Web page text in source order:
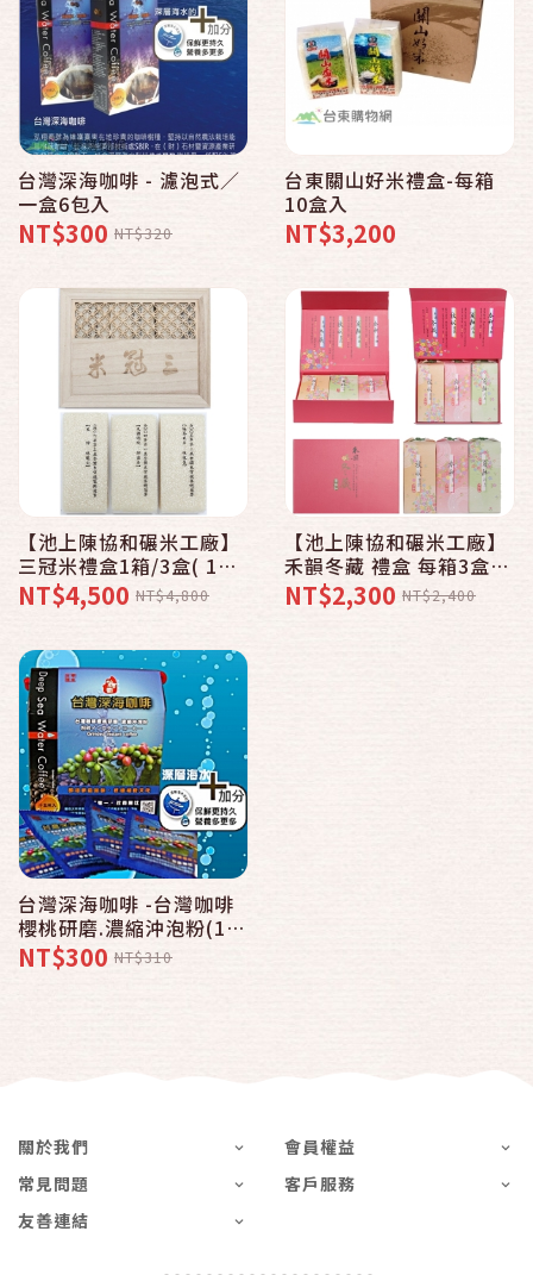
台灣深海咖啡 - 濾泡式／
一盒6包入
NT$300 NT$320
台東關山好米禮盒-每箱
10盒入
NT$3,200
【池上陳協和碾米工廠】
三冠米禮盒1箱/3盒( 1
盒/3包裝)
NT$4,500 NT$4,800
【池上陳協和碾米工廠】
禾韻冬藏 禮盒 每箱3盒
(每盒/3包裝)
NT$2,300 NT$2,400
台灣深海咖啡 -台灣咖啡
櫻桃研磨.濃縮沖泡粉(1
盒/15入)
NT$300 NT$310
關於我們
會員權益
常見問題
客戶服務
友善連結